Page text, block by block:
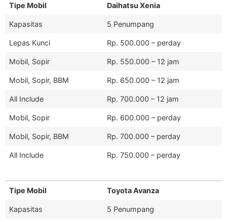
Tipe Mobil Daihatsu Xenia
Kapasitas 5 Penumpang
Lepas Kunci Rp. 500.000 – perday
Mobil, Sopir Rp. 550.000 – 12 jam
Mobil, Sopir, BBM Rp. 650.000 – 12 jam
All Include Rp. 700.000 – 12 jam
Mobil, Sopir Rp. 600.000 – perday
Mobil, Sopir, BBM Rp. 700.000 – perday
All Include Rp. 750.000 – perday
Tipe Mobil Toyota Avanza
Kapasitas 5 Penumpang